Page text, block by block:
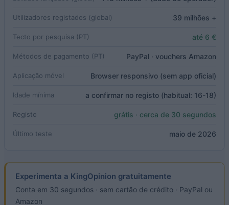
Utilizadores registados (global) 39 milhões +
Tecto por pesquisa (PT) até 6 €
Métodos de pagamento (PT) PayPal · vouchers Amazon
Aplicação móvel Browser responsivo (sem app oficial)
Idade mínima a confirmar no registo (habitual: 16-18)
Registo grátis · cerca de 30 segundos
Último teste maio de 2026
Experimenta a KingOpinion gratuitamente
Conta em 30 segundos · sem cartão de crédito · PayPal ou
Amazon